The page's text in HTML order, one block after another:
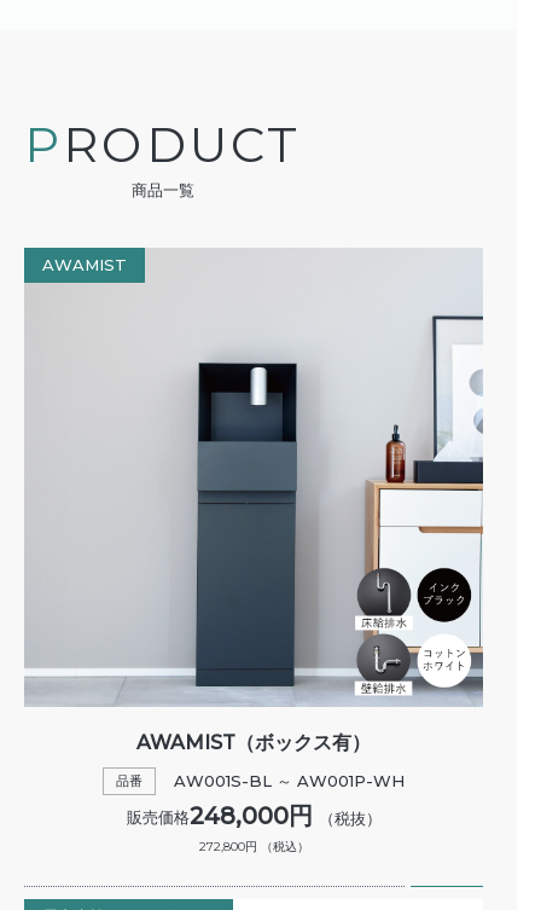
商品一覧
PRODUCT
AWAMIST
AWAMIST（ボックス有）
品番
AW001S-BL ～ AW001P-WH
販売価格248,000円 （税抜）
272,800円 （税込）